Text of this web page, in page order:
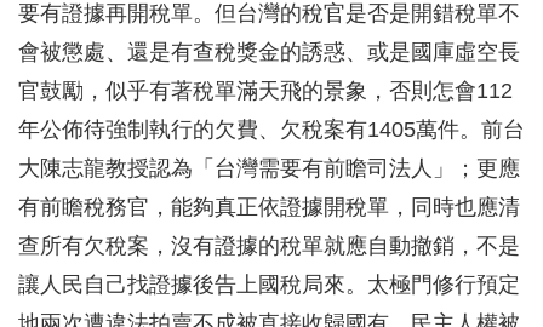
要有證據再開稅單。但台灣的稅官是否是開錯稅單不
會被懲處、還是有查稅獎金的誘惑、或是國庫虛空長
官鼓勵，似乎有著稅單滿天飛的景象，否則怎會112
年公佈待強制執行的欠費、欠稅案有1405萬件。前台
大陳志龍教授認為「台灣需要有前瞻司法人」；更應
有前瞻稅務官，能夠真正依證據開稅單，同時也應清
查所有欠稅案，沒有證據的稅單就應自動撤銷，不是
讓人民自己找證據後告上國稅局來。太極門修行預定